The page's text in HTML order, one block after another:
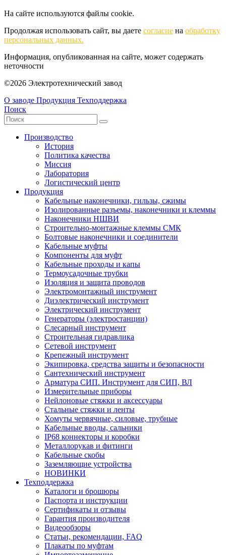
На сайте используются файлы cookie.
Продолжая использовать сайт, вы даете согласие на обработку
персональных данных.
Информация, опубликованная на сайте, может содержать
неточности
©2026 Электротехнический завод
О заводе Продукция Техподдержка
Поиск
Производство
История
Политика качества
Миссия
Лаборатория
Логистический центр
Продукция
Кабельные наконечники, гильзы, сжимы
Изолированные разъемы, наконечники и клеммы
Наконечники НШВИ
Строительно-монтажные клеммы СМК
Болтовые наконечники и соединители
Кабельные муфты
Компоненты для муфт
Кабельные проходы и капы
Термоусадочные трубки
Изоляция и защита проводов
Электромонтажный инструмент
Диэлектрический инструмент
Электрический инструмент
Генераторы (электростанции)
Слесарный инструмент
Строительная гидравлика
Сетевой инструмент
Крепежный инструмент
Экипировка, средства защиты и безопасности
Сантехнический инструмент
Арматура СИП. Инструмент для СИП, ВЛ
Измерительные приборы
Нейлоновые стяжки и аксессуары
Стальные стяжки и ленты
Хомуты червячные, силовые, трубные
Кабельные вводы, сальники
IP68 коннекторы и коробки
Металлорукав и фитинги
Кабельные скобы
Заземляющие устройства
НОВИНКИ
Техподдержка
Каталоги и брошюры
Паспорта и инструкции
Сертификаты и отзывы
Гарантия производителя
Видеообзоры
Статьи, рекомендации, FAQ
Плакаты по муфтам